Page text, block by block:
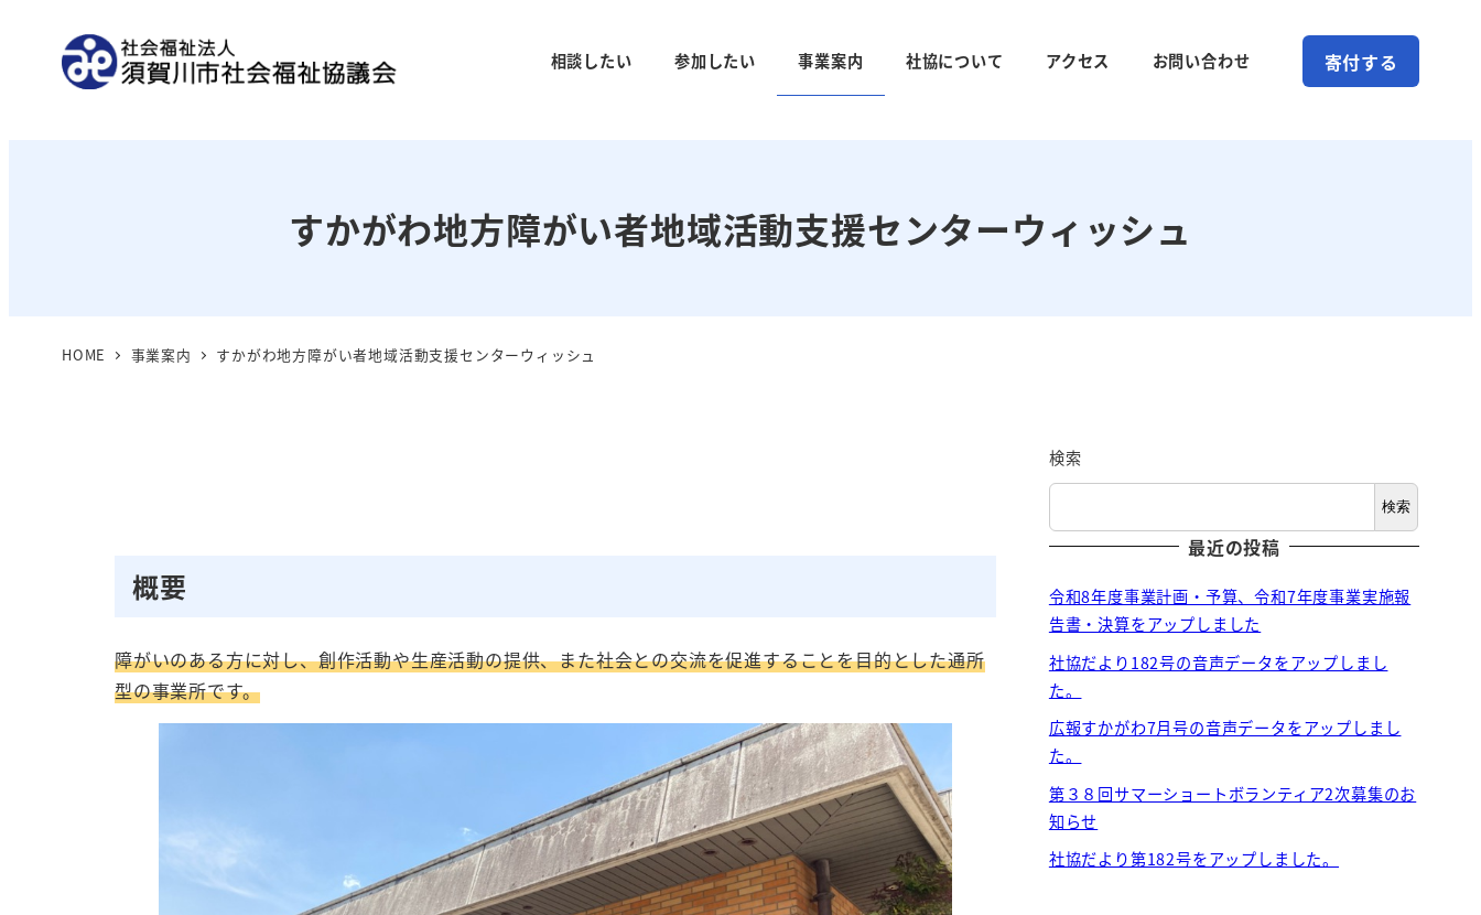
相談したい 参加したい 事業案内 社協について アクセス お問い合わせ 寄付する
すかがわ地方障がい者地域活動支援センターウィッシュ
HOME 事業案内 すかがわ地方障がい者地域活動支援センターウィッシュ
概要
障がいのある方に対し、創作活動や生産活動の提供、また社会との交流を促進することを目的とした通所
型の事業所です。
検索
検索
最近の投稿
令和8年度事業計画・予算、令和7年度事業実施報
告書・決算をアップしました
社協だより182号の音声データをアップしまし
た。
広報すかがわ7月号の音声データをアップしまし
た。
第３８回サマーショートボランティア2次募集のお
知らせ
社協だより第182号をアップしました。